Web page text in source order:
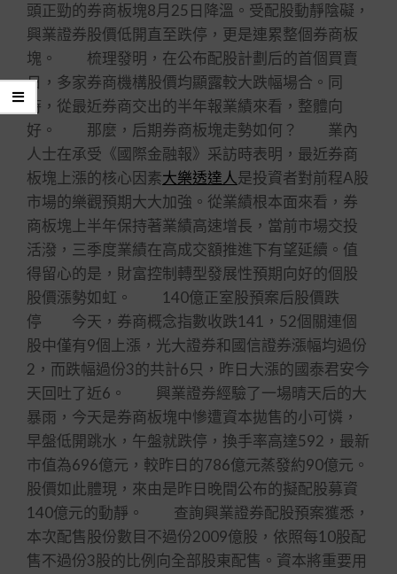
頭正勁的券商板塊8月25日降溫。受配股動靜陰礙，
興業證券股價低開直至跌停，更是連累整個券商板
塊。 梳理發明，在公布配股計劃后的首個買賣
日，多家券商機構股價均顯露較大跌幅場合。同
時，從最近券商交出的半年報業績來看，整體向
好。 那麼，后期券商板塊走勢如何？ 業內
人士在承受《國際金融報》采訪時表明，最近券商
板塊上漲的核心因素大樂透達人是投資者對前程A股
市場的樂觀預期大大加強。從業績根本面來看，券
商板塊上半年保持著業績高速增長，當前市場交投
活潑，三季度業績在高成交額推進下有望延續。值
得留心的是，財富控制轉型發展性預期向好的個股
股價漲勢如虹。 140億正室股預案后股價跌
停 今天，券商概念指數收跌141，52個關連個
股中僅有9個上漲，光大證券和國信證券漲幅均過份
2，而跌幅過份3的共計6只，昨日大漲的國泰君安今
天回吐了近6。 興業證券經驗了一場晴天后的大
暴雨，今天是券商板塊中慘遭資本拋售的小可憐，
早盤低開跳水，午盤就跌停，換手率高達592，最新
市值為696億元，較昨日的786億元蒸發約90億元。
股價如此體現，來由是昨日晚間公布的擬配股募資
140億元的動靜。 查詢興業證券配股預案獲悉，
本次配售股份數目不過份2009億股，依照每10股配
售不過份3股的比例向全部股東配售。資本將重要用